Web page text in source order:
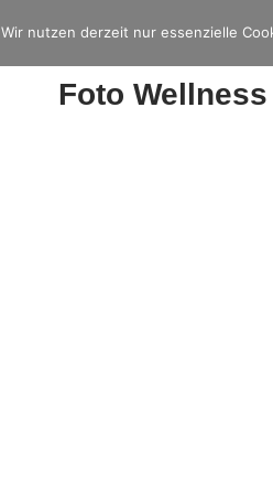
Foto
Wir nutzen derzeit nur essenzielle